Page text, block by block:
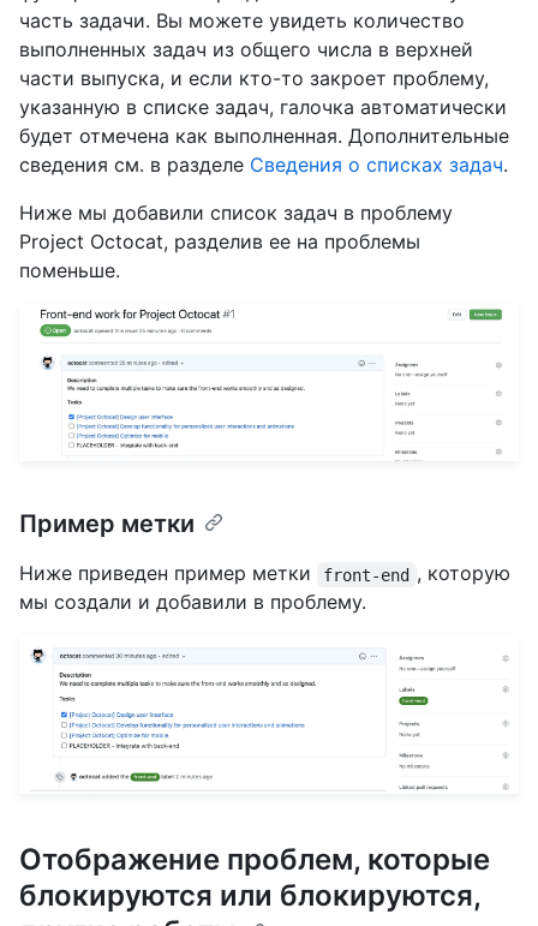
часть задачи. Вы можете увидеть количество
выполненных задач из общего числа в верхней
части выпуска, и если кто-то закроет проблему,
указанную в списке задач, галочка автоматически
будет отмечена как выполненная. Дополнительные
сведения см. в разделе Сведения о списках задач.
Ниже мы добавили список задач в проблему
Project Octocat, разделив ее на проблемы
поменьше.
Пример метки
Ниже приведен пример метки front-end , которую
мы создали и добавили в проблему.
Отображение проблем, которые
блокируются или блокируются,